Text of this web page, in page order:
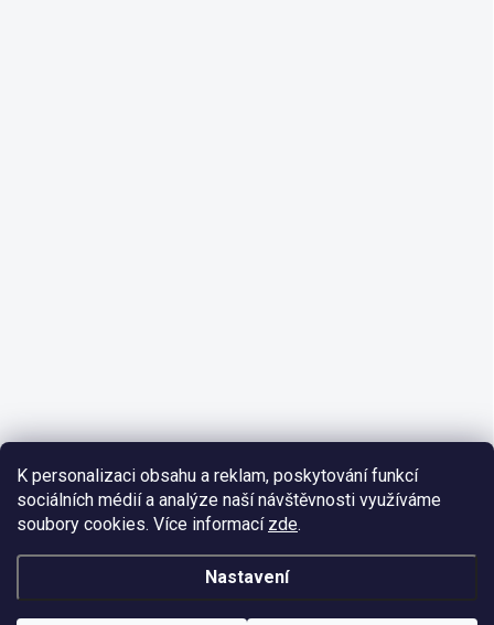
K personalizaci obsahu a reklam, poskytování funkcí
sociálních médií a analýze naší návštěvnosti využíváme
soubory cookies. Více informací zde.
Nastavení